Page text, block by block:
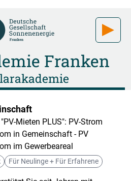
Franken
Mieten PLUS": PV-Strom
in Gemeinschaft - PV
im Gewerbeareal
Für Neulinge + Für Erfahrene